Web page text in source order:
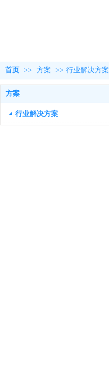
首页 >> 方案 >> 行业解决方案
方案
行业解决方案